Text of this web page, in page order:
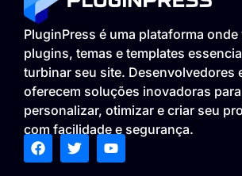
PluginPress é uma plataforma
plugins, temas e templates
turbinar seu site. Desenvolvedores
oferecem soluções inovadoras
personalizar, otimizar e criar seu
com facilidade e segurança.